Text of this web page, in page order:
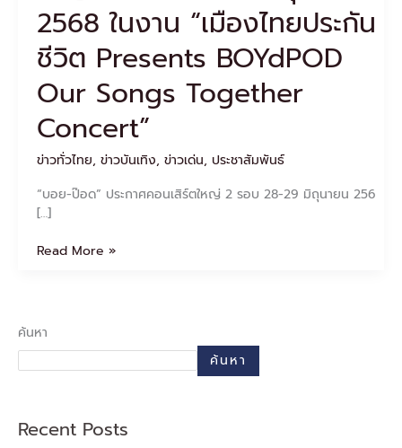
2568 ในงาน “เมืองไทยประกัน
ชีวิต Presents BOYdPOD
Our Songs Together
Concert”
ข่าวทั่วไทย, ข่าวบันเทิง, ข่าวเด่น, ประชาสัมพันธ์
“บอย-ป๊อด” ประกาศคอนเสิร์ตใหญ่ 2 รอบ 28-29 มิถุนายน 256
[…]
Our
Together
Read More »
ค้นหา
ค้นหา
Recent Posts